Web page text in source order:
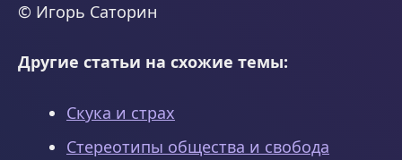
© Игорь Саторин
Другие статьи на схожие темы:
Скука и страх
Стереотипы общества и свобода